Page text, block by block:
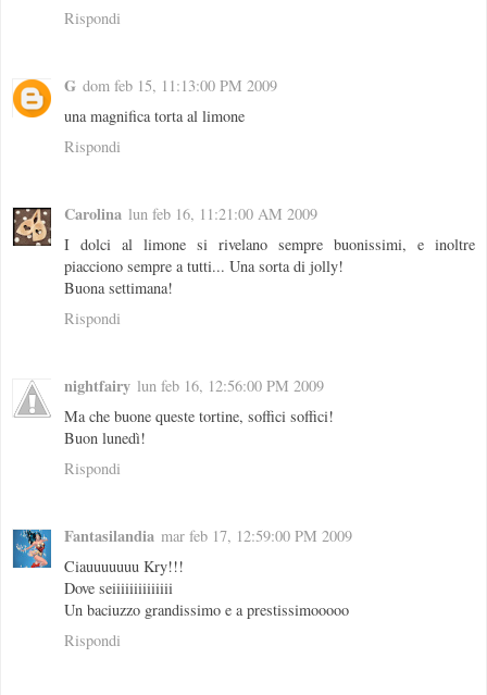
Rispondi
G dom feb 15, 11:13:00 PM 2009
una magnifica torta al limone
Rispondi
Carolina lun feb 16, 11:21:00 AM 2009
I dolci al limone si rivelano sempre buonissimi, e inoltre
piacciono sempre a tutti... Una sorta di jolly!
Buona settimana!
Rispondi
nightfairy lun feb 16, 12:56:00 PM 2009
Ma che buone queste tortine, soffici soffici!
Buon lunedì!
Rispondi
Fantasilandia mar feb 17, 12:59:00 PM 2009
Ciauuuuuuu Kry!!!
Dove seiiiiiiiiiiiiii
Un baciuzzo grandissimo e a prestissimooooo
Rispondi